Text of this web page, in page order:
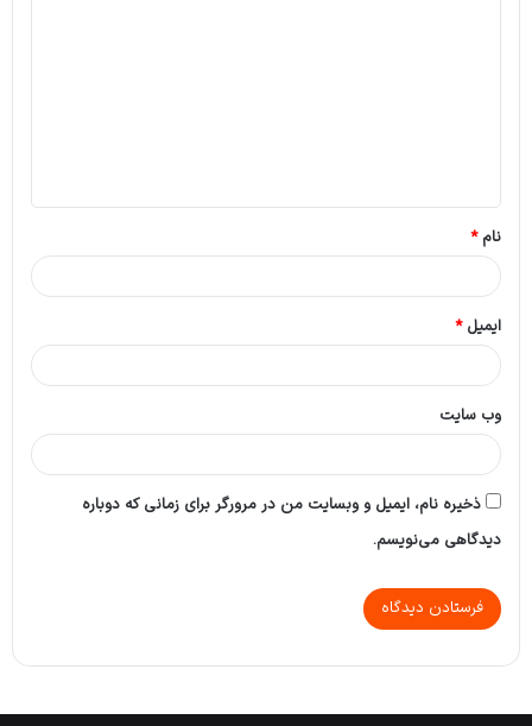
*
نام*
ایمیل*
وب‌ سایت
ذخیره نام، ایمیل و وبسایت من در مرورگر برای زمانی که دوباره
دیدگاهی می‌نویسم.